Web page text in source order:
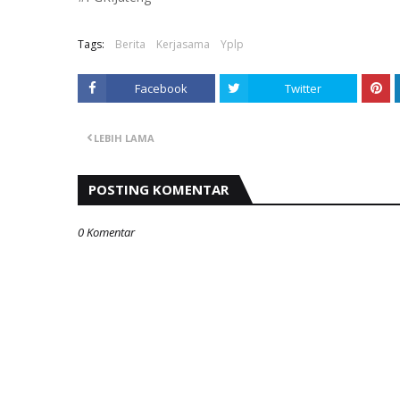
Tags: Berita Kerjasama Yplp
Facebook Twitter
LEBIH LAMA
POSTING KOMENTAR
0 Komentar